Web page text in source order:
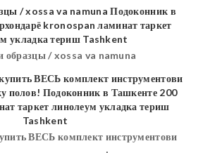
образцы / xossa va namuna
ВЕСЬ комплект инструментови